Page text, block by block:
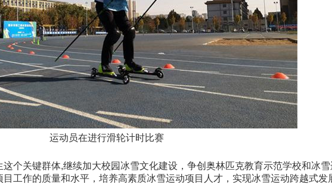
运动员在进行滑轮计时比赛
个关键群体,继续加大校园冰雪文化建设，争创奥林匹克教育示范学校和冰
工作的质量和水平，培养高素质冰雪运动项目人才，实现冰雪运动跨越式发